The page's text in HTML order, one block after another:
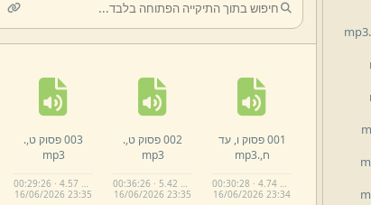
.
mp3
001 פסוק ו,
עד
ח,.
mp3
00:30:28 · 4.74 MB
16/06/2026 23:34
002 פסוק ט,
.
mp3
00:36:26 · 5.42 MB
16/06/2026 23:35
003 פסוק ט,
.
mp3
00:29:26 · 4.57 MB
16/06/2026 23:35